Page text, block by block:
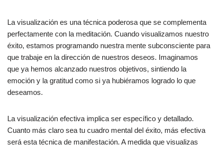
La visualización es una técnica poderosa que se complementa
perfectamente con la meditación. Cuando visualizamos nuestro
éxito, estamos programando nuestra mente subconsciente para
que trabaje en la dirección de nuestros deseos. Imaginamos
que ya hemos alcanzado nuestros objetivos, sintiendo la
emoción y la gratitud como si ya hubiéramos logrado lo que
deseamos.
La visualización efectiva implica ser específico y detallado.
Cuanto más claro sea tu cuadro mental del éxito, más efectiva
será esta técnica de manifestación. A medida que visualizas